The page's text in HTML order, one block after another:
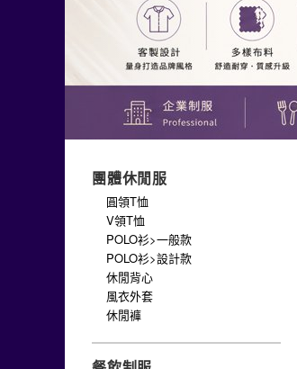
團體休閒服
圓領T恤
V領T恤
POLO衫>一般款
POLO衫>設計款
休閒背心
風衣外套
休閒褲